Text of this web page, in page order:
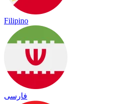
Filipino
فارسی